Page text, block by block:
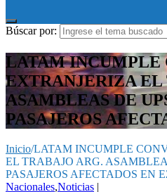
Búscar por:
LATAM INCUMPLE
EXTRANJERIZA EL
ASAMBLEAS DE
PASAJEROS
Inicio/LATAM INCUMPLE
EL TRABAJO ARG.
PASAJEROS AFECTADOS EN
Nacionales,Noticias |